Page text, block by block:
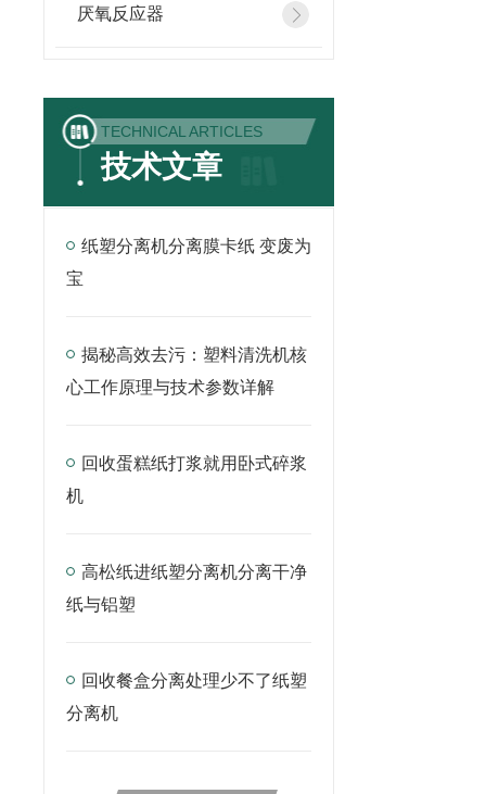
厌氧反应器
TECHNICAL ARTICLES
技术文章
纸塑分离机分离膜卡纸 变废为
宝
揭秘高效去污：塑料清洗机核
心工作原理与技术参数详解
回收蛋糕纸打浆就用卧式碎浆
机
高松纸进纸塑分离机分离干净
纸与铝塑
回收餐盒分离处理少不了纸塑
分离机